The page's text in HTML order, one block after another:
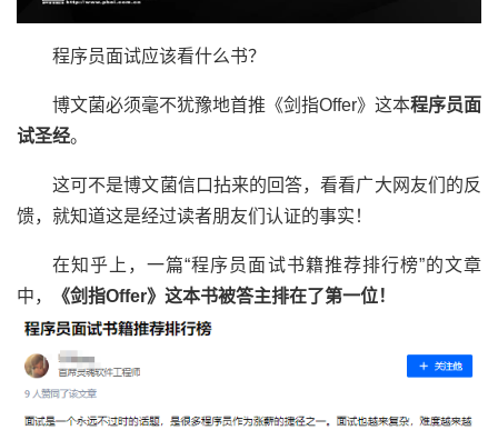
程序员面试应该看什么书？
博文菌必须毫不犹豫地首推《剑指Offer》这本程序员面
试圣经。
这可不是博文菌信口拈来的回答，看看广大网友们的反
馈，就知道这是经过读者朋友们认证的事实！
在知乎上，一篇“程序员面试书籍推荐排行榜”的文章
中，
《剑指Offer》这本书被答主排在了第一位！